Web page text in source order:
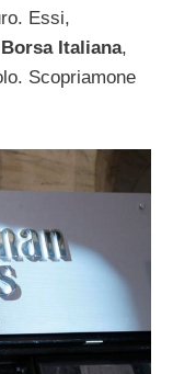
Essi,
Italiana,
Scopriamone